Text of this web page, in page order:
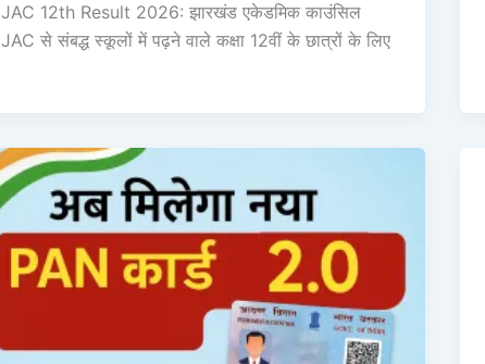
JAC 12th Result 2026: झारखंड एकेडमिक काउंसिल
JAC से संबद्ध स्कूलों में पढ़ने वाले कक्षा 12वीं के छात्रों के लिए